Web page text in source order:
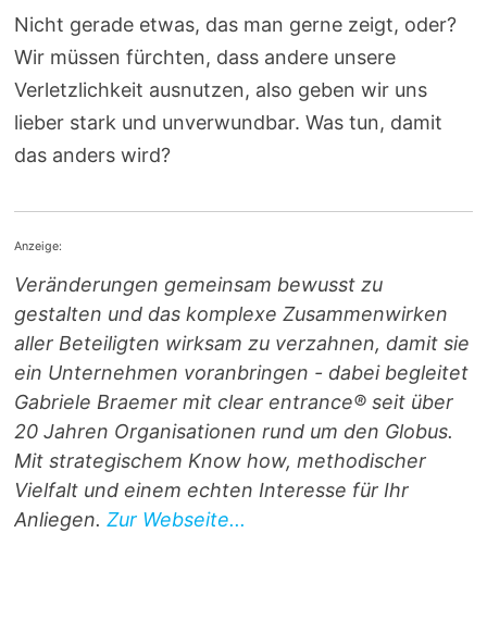
Nicht gerade etwas, das man gerne zeigt, oder?
Wir müssen fürchten, dass andere unsere
Verletzlichkeit ausnutzen, also geben wir uns
lieber stark und unverwundbar. Was tun, damit
das anders wird?
Anzeige:
Veränderungen gemeinsam bewusst zu
gestalten und das komplexe Zusammenwirken
aller Beteiligten wirksam zu verzahnen, damit sie
ein Unternehmen voranbringen - dabei begleitet
Gabriele Braemer mit clear entrance® seit über
20 Jahren Organisationen rund um den Globus.
Mit strategischem Know how, methodischer
Vielfalt und einem echten Interesse für Ihr
Anliegen.Zur Webseite...